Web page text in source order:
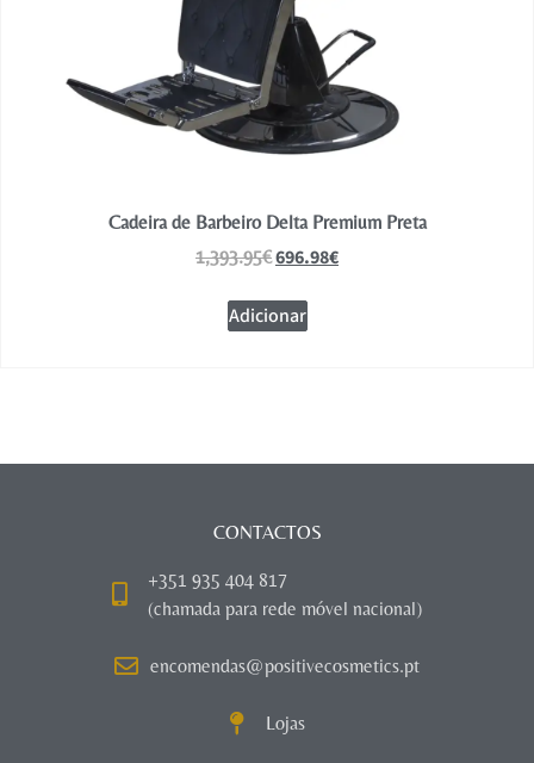
Cadeira de Barbeiro Delta Premium Preta
1,393.95€696.98€
Adicionar
CONTACTOS
+351 935 404 817
(chamada para rede móvel nacional)
encomendas@positivecosmetics.pt
Lojas